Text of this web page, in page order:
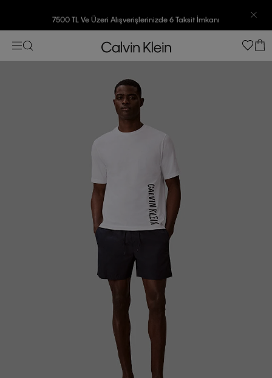
7500 TL Ve Üzeri Alışverişlerinizde 6 Taksit İmkanı